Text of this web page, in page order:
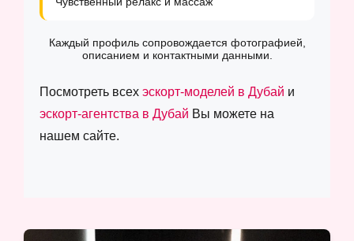
Каждый профиль сопровождается фотографией,
описанием и контактными данными.
Посмотреть всех эскорт-моделей в Дубай и
эскорт-агентства в Дубай Вы можете на
нашем сайте.